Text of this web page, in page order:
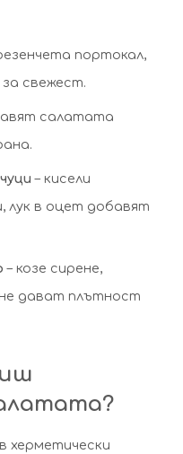
портокал,
за свежест.
салатата
– кисели
лук в оцет добавят
– козе сирене,
дават плътност
херметически